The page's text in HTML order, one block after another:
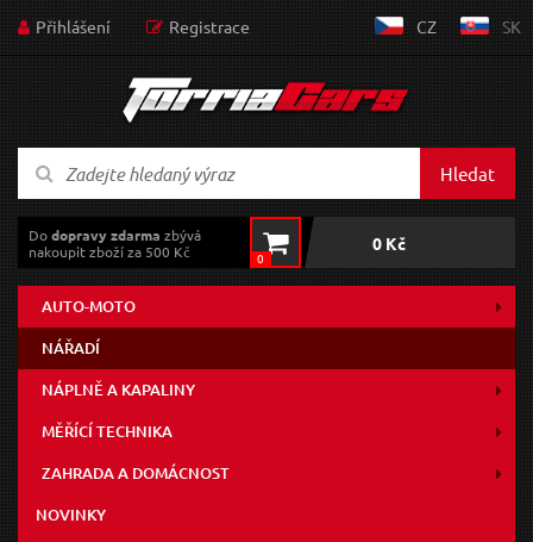
Přihlášení Registrace CZ SK
Hledat
Dodopravy zdarma zbývá
nakoupit zboží za 500 Kč
0
0 Kč
AUTO-MOTO
NÁŘADÍ
NÁPLNĚ A KAPALINY
MĚŘÍCÍ TECHNIKA
ZAHRADA A DOMÁCNOST
NOVINKY